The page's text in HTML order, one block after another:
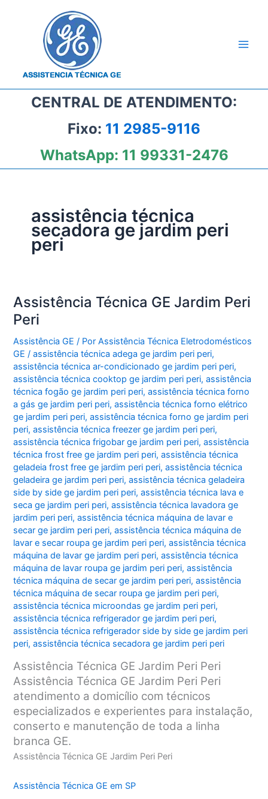
CENTRAL DE ATENDIMENTO:
Fixo: 11 2985-9116
WhatsApp: 11 99331-2476
assistência técnica
secadora ge jardim peri
peri
Assistência Técnica GE Jardim Peri
Peri
Assistência GE / PorAssistência Técnica Eletrodomésticos
GE/assistência técnica adega ge jardim peri peri,
assistência técnica ar-condicionado ge jardim peri peri,
assistência técnica cooktop ge jardim peri peri,assistência
técnica fogão ge jardim peri peri,assistência técnica forno
a gás ge jardim peri peri,assistência técnica forno elétrico
ge jardim peri peri,assistência técnica forno ge jardim peri
peri,assistência técnica freezer ge jardim peri peri,
assistência técnica frigobar ge jardim peri peri,assistência
técnica frost free ge jardim peri peri,assistência técnica
geladeia frost free ge jardim peri peri,assistência técnica
geladeira ge jardim peri peri,assistência técnica geladeira
side by side ge jardim peri peri,assistência técnica lava e
seca ge jardim peri peri,assistência técnica lavadora ge
jardim peri peri,assistência técnica máquina de lavar e
secar ge jardim peri peri,assistência técnica máquina de
lavar e secar roupa ge jardim peri peri,assistência técnica
máquina de lavar ge jardim peri peri,assistência técnica
máquina de lavar roupa ge jardim peri peri,assistência
técnica máquina de secar ge jardim peri peri,assistência
técnica máquina de secar roupa ge jardim peri peri,
assistência técnica microondas ge jardim peri peri,
assistência técnica refrigerador ge jardim peri peri,
assistência técnica refrigerador side by side ge jardim peri
peri,assistência técnica secadora ge jardim peri peri
Assistência Técnica GE Jardim Peri Peri
Assistência Técnica GE Jardim Peri Peri
atendimento a domicílio com técnicos
especializados e experientes para instalação,
conserto e manutenção de toda a linha
branca GE.
Assistência Técnica GE Jardim Peri Peri
Assistência Técnica GE em SP